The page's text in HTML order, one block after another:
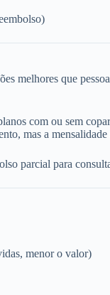
melhores que
com ou sem
mas a
parcial para
menor o valor)